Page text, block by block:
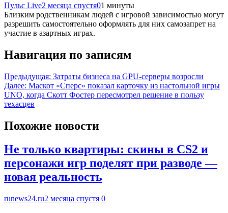
Пульс Live2 месяца спустя01 минуты
Близким родственникам людей с игровой зависимостью могут
разрешить самостоятельно оформлять для них самозапрет на
участие в азартных играх.
Навигация по записям
Предыдущая: Затраты бизнеса на GPU-серверы возросли
Далее: Маскот «Сперс» показал карточку из настольной игры
UNO, когда Скотт Фостер пересмотрел решение в пользу
техасцев
Похожие новости
Не только квартиры: скины в CS2 и
персонажи игр поделят при разводе —
новая реальность
runews24.ru2 месяца спустя 0